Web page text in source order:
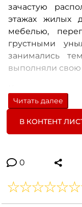
зачастую
этажах жилых
мебелью,
грустными
занимались
выполняли
состоящая их
новых идей,
мы для себя
сделать
людям,
задача, которая
Читать далее
В КОНТЕНТ
0